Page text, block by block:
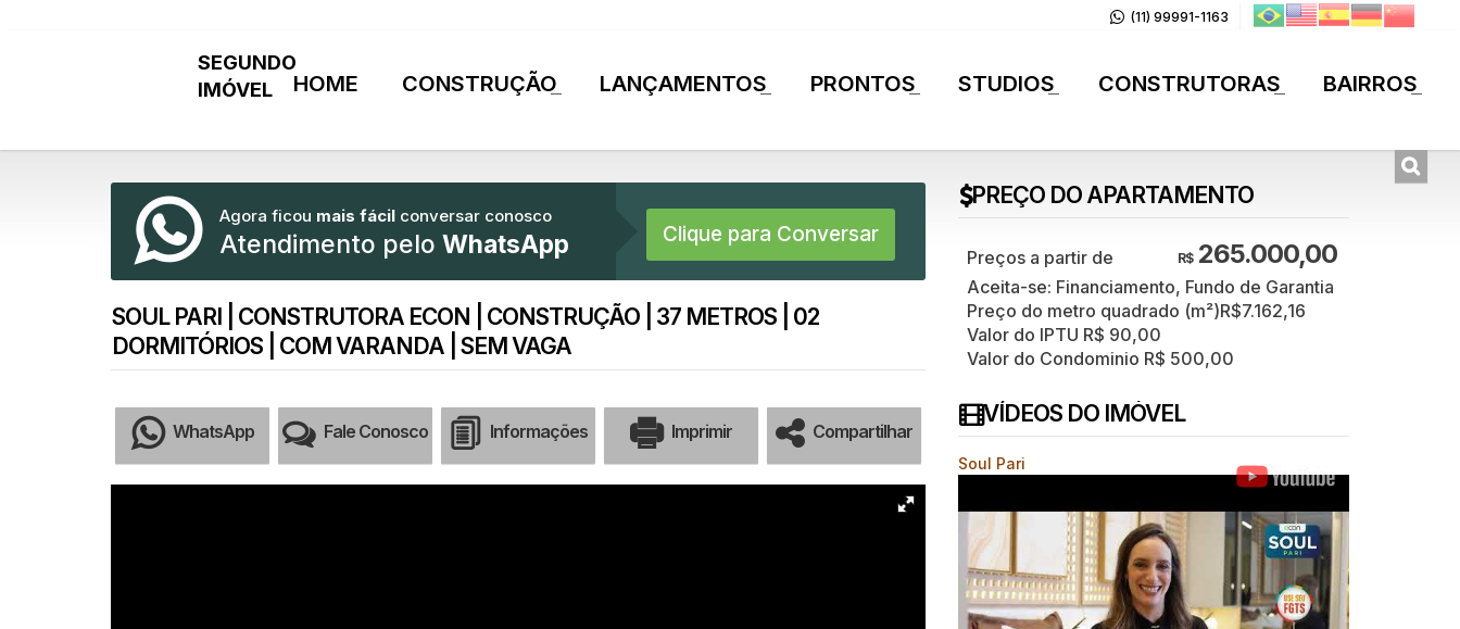
(11) 99991-1163
BAIRROS
CONSTRUTORAS
STUDIOS
PRONTOS
LANÇAMENTOS
CONSTRUÇÃO
HOME
Agora ficou mais fácil conversar conosco
Atendimento pelo WhatsApp Clique para Conversar
SOUL PARI | CONSTRUTORA ECON | CONSTRUÇÃO | 37 METROS | 02
DORMITÓRIOS | COM VARANDA | SEM VAGA
WhatsApp Fale Conosco Informações Imprimir Compartilhar
PREÇO DO APARTAMENTO
R$265.000,00
Aceita-se: Financiamento, Fundo de Garantia
Preço do metro quadrado (m²)R$7.162,16
Valor do IPTU R$ 90,00
Valor do Condominio R$ 500,00
VÍDEOS DO IMÓVEL
Soul Pari